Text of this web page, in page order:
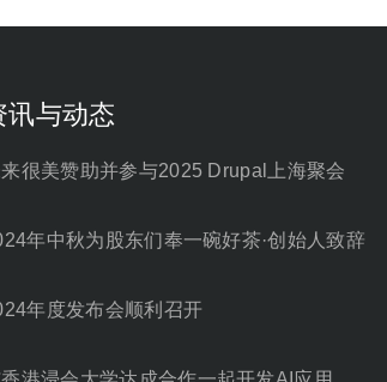
讯与动态
很美赞助并参与2025 Drupal上海聚会
年中秋为股东们奉一碗好茶·创始人致辞
年度发布会顺利召开